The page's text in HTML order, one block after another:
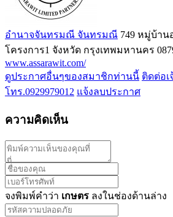
อำนาจจันทรมณี จันทรมณี 749 หมู่บ้าน
โครงการ1 จังหวัด กรุงเทพมหานคร
www.assarawit.com/
ดูประกาศอื่นๆของสมาชิกท่านนี้ ติดต่อเ
โทร.0929979012 แจ้งลบประกาศ
ความคิดเห็น
จงพิมพ์คำว่า เกษตร ลงในช่องด้านล่าง